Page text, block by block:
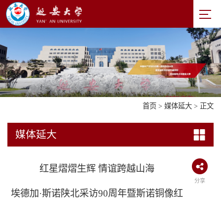
首页 > 媒体延大 > 正文
媒体延大
红星熠熠生辉 情谊跨越山海
埃德加·斯诺陕北采访90周年暨斯诺铜像红
分享